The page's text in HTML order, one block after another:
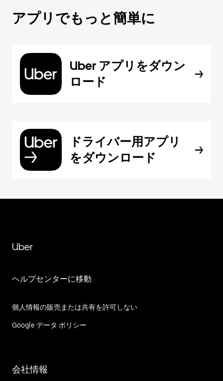
アプリでもっと簡単に
Uber アプリをダウン
ロード
ドライバー用アプリ
をダウンロード
Uber
ヘルプセンターに移動
個人情報の販売または共有を許可しない
Google データ ポリシー
会社情報